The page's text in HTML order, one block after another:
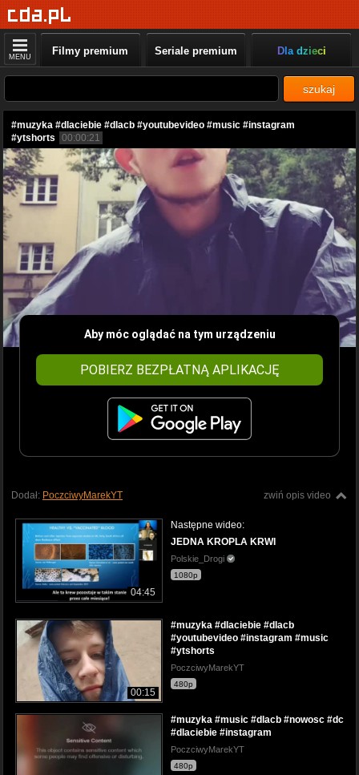
MENU Filmy premium Seriale premium Dla dzieci
szukaj
#muzyka #dlaciebie #dlacb #youtubevideo #music #instagram
#ytshorts
00:00:21
Aby móc oglądać na tym urządzeniu
POBIERZ BEZPŁATNĄ APLIKACJĘ
zwiń opis video
Dodał: PoczciwyMarekYT
04:45
Następne wideo:
JEDNA KROPLA KRWI
Polskie_Drogi
1080p
00:15
#muzyka #dlaciebie #dlacb
#youtubevideo #instagram #music
#ytshorts
PoczciwyMarekYT
480p
#muzyka #music #dlacb #nowosc #dc
#dlaciebie #instagram
PoczciwyMarekYT
480p